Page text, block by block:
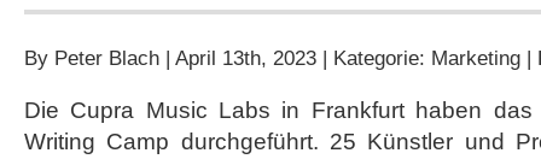
By Peter Blach | April 13th, 2023 | Kategorie: Marketing |
Die Cupra Music Labs in Frankfurt haben
Writing Camp durchgeführt. 25 Künstler und